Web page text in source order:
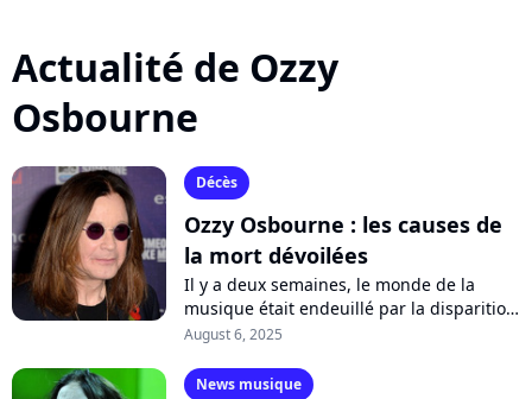
Actualité de Ozzy
Osbourne
Décès
Ozzy Osbourne : les causes de
la mort dévoilées
Il y a deux semaines, le monde de la
musique était endeuillé par la disparition
d'Ozzy Osbourne. Les causes de la mort
August 6, 2025
News musique